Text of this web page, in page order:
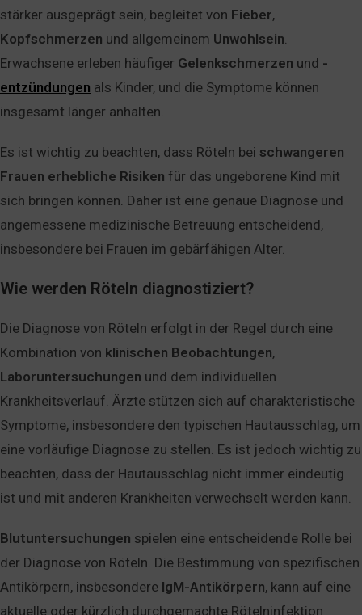
stärker ausgeprägt sein, begleitet von Fieber,
Kopfschmerzen und allgemeinem Unwohlsein.
Erwachsene erleben häufiger Gelenkschmerzen und -
entzündungen als Kinder, und die Symptome können
insgesamt länger anhalten.
Es ist wichtig zu beachten, dass Röteln bei schwangeren
Frauen erhebliche Risiken für das ungeborene Kind mit
sich bringen können. Daher ist eine genaue Diagnose und
angemessene medizinische Betreuung entscheidend,
insbesondere bei Frauen im gebärfähigen Alter.
Wie werden Röteln diagnostiziert?
Die Diagnose von Röteln erfolgt in der Regel durch eine
Kombination von klinischen Beobachtungen,
Laboruntersuchungen und dem individuellen
Krankheitsverlauf. Ärzte stützen sich auf charakteristische
Symptome, insbesondere den typischen Hautausschlag, um
eine vorläufige Diagnose zu stellen. Es ist jedoch wichtig zu
beachten, dass der Hautausschlag nicht immer eindeutig
ist und mit anderen Krankheiten verwechselt werden kann.
Blutuntersuchungen spielen eine entscheidende Rolle bei
der Diagnose von Röteln. Die Bestimmung von spezifischen
Antikörpern, insbesondere IgM-Antikörpern, kann auf eine
aktuelle oder kürzlich durchgemachte Rötelninfektion